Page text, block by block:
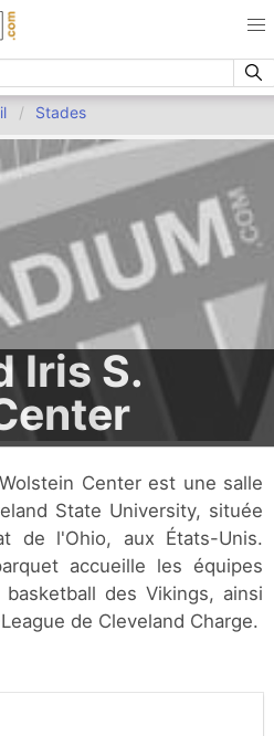
Stades
Iris S.
State University, située
de l'Ohio, aux États-Unis.
accueille les équipes
des Vikings, ainsi
de Cleveland Charge.